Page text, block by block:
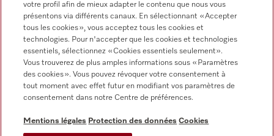
Mentions légales
Protection des données
votre profil afin de mieux adapter le contenu que nous vous
présentons via différents canaux. En sélectionnant « Accepter
tous les cookies », vous acceptez tous les cookies et
technologies. Pour n'accepter que les cookies et technologies
essentiels, sélectionnez « Cookies essentiels seulement».
Vous trouverez de plus amples informations sous « Paramètres
des cookies ». Vous pouvez révoquer votre consentement à
tout moment avec effet futur en modifiant vos paramètres de
consentement dans notre Centre de préférences.
Mentions légales Protection des données Cookies